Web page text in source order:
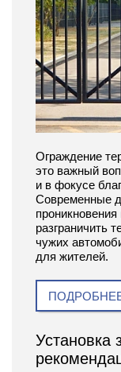
Ограждение
это важный
и в фокусе
Современные
разграничить
чужих
для жителей.
Установка